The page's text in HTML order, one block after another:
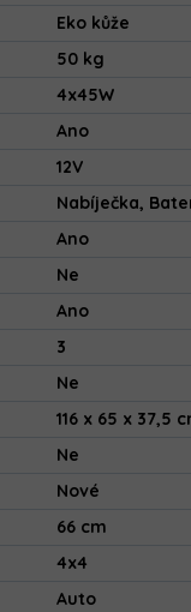
Eko kůže
50 kg
4x45W
Ano
12V
Nabíječka,
Ano
Ne
Ano
3
Ne
116 x 65 x 37,5
Ne
Nové
66 cm
4x4
Auto